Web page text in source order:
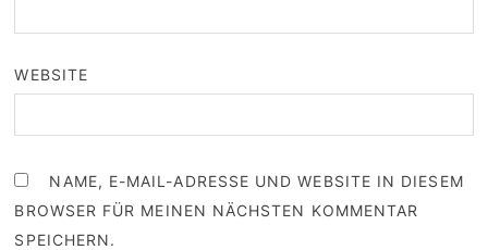
WEBSITE
NAME, E-MAIL-ADRESSE UND WEBSITE IN DIESEM
BROWSER FÜR MEINEN NÄCHSTEN KOMMENTAR
SPEICHERN.